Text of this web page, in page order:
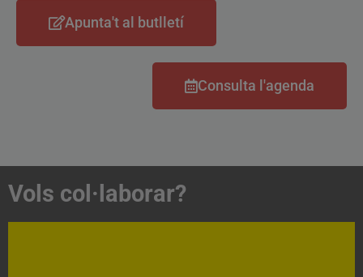
Apunta't al butlletí
Consulta l'agenda
Vols col·laborar?